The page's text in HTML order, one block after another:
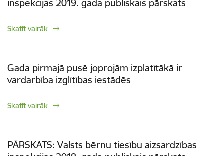
inspekcijas 2019. gada publiskais pārskats
Skatīt vairāk
Gada pirmajā pusē joprojām izplatītākā ir
vardarbība izglītības iestādēs
Skatīt vairāk
PĀRSKATS: Valsts bērnu tiesību aizsardzības